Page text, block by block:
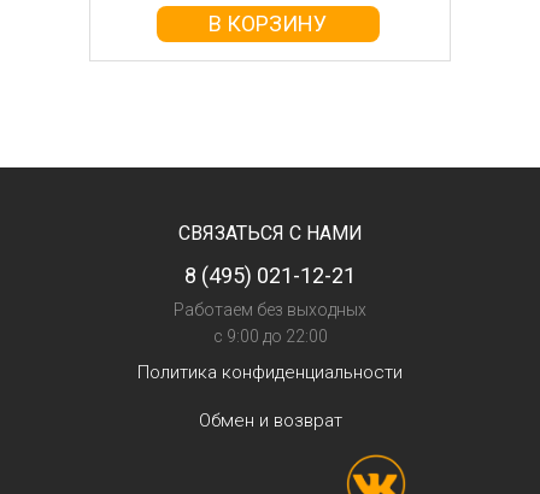
В КОРЗИНУ
СВЯЗАТЬСЯ С НАМИ
8 (495) 021-12-21
Работаем без выходных
с 9:00 до 22:00
Политика конфиденциальности
Обмен и возврат